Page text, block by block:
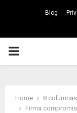
Blog
PRIMARY
Home
8 columnas
Firma